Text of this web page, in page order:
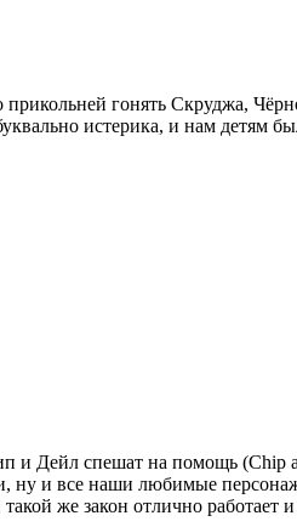
гонять Скруджа,
истерика, и нам детям
и Дейл спешат на помощь (Chip
ну и все наши любимые
же закон отлично работает